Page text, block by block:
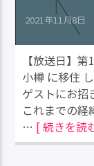
2021年11月8日
【放送日】
小樽 に移住
ゲストにお招
これまでの経
… [ 続きを読